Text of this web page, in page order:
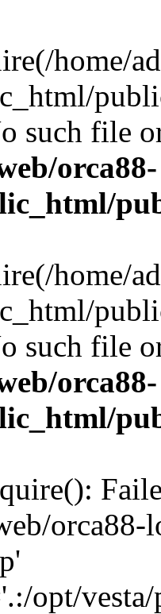
home/
such file
orca88-
home/
such file
orca88-
opt/